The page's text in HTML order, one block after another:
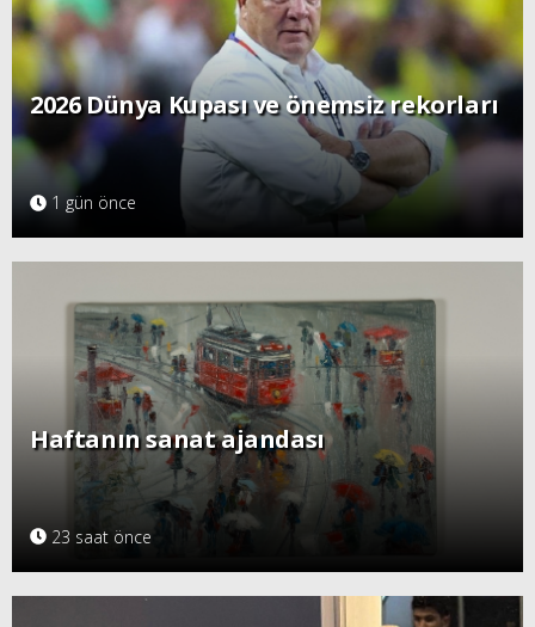
2026 Dünya Kupası ve önemsiz rekorları
1 gün önce
Haftanın sanat ajandası
23 saat önce